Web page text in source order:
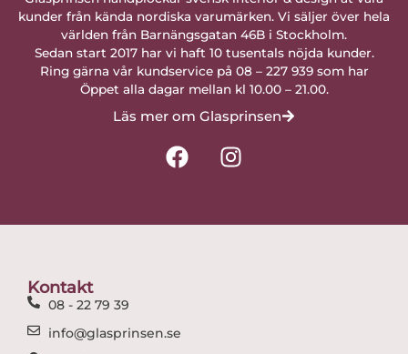
kunder från kända nordiska varumärken. Vi säljer över hela
världen från Barnängsgatan 46B i Stockholm.
Sedan start 2017 har vi haft 10 tusentals nöjda kunder.
Ring gärna vår kundservice på 08 – 227 939 som har
Öppet alla dagar mellan kl 10.00 – 21.00.
Läs mer om Glasprinsen
F
a
I
n
Kontakt
08 - 22 79 39
info@glasprinsen.se